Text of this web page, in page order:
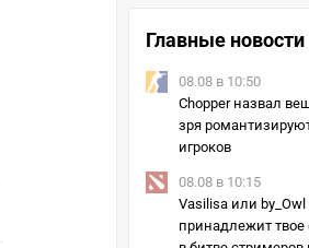
Главные новости
08.08 в 10:50
Chopper назвал
зря
игроков
08.08 в 10:15
Vasilisa или
принадлежит твое